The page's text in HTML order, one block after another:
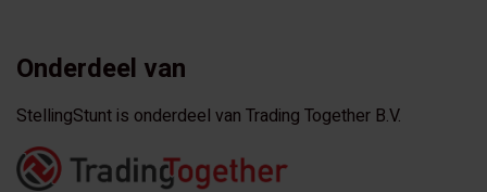
Onderdeel van
StellingStunt is onderdeel van Trading Together B.V.